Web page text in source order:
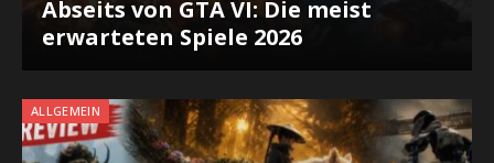
Abseits von GTA VI: Die meist
erwarteten Spiele 2026
ALLGEMEIN